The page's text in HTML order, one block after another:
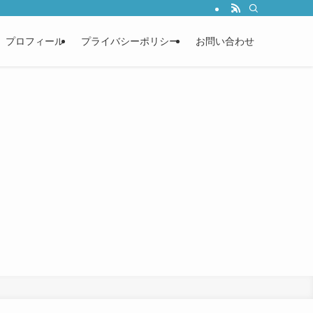
プロフィール プライバシーポリシー お問い合わせ